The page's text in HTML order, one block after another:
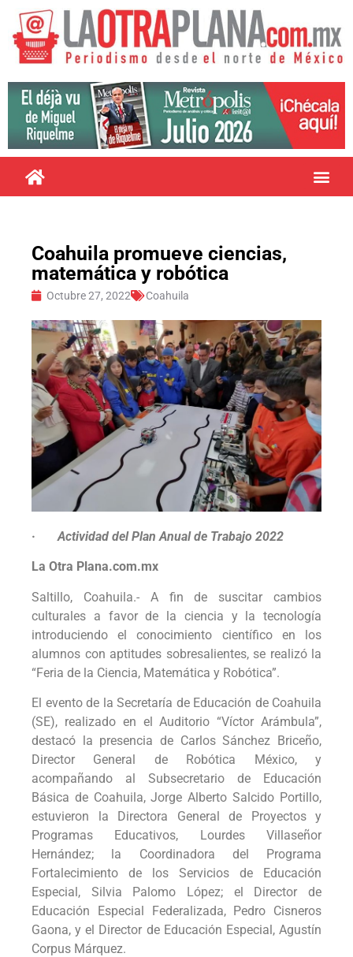
Coahuila promueve ciencias,
matemática y robótica
Octubre 27, 2022 Coahuila
· Actividad del Plan Anual de Trabajo 2022
La Otra Plana.com.mx
Saltillo, Coahuila.- A fin de suscitar cambios
culturales a favor de la ciencia y la tecnología
introduciendo el conocimiento científico en los
alumnos con aptitudes sobresalientes, se realizó la
“Feria de la Ciencia, Matemática y Robótica”.
El evento de la Secretaría de Educación de Coahuila
(SE), realizado en el Auditorio “Víctor Arámbula”,
destacó la presencia de Carlos Sánchez Briceño,
Director General de Robótica México, y
acompañando al Subsecretario de Educación
Básica de Coahuila, Jorge Alberto Salcido Portillo,
estuvieron la Directora General de Proyectos y
Programas Educativos, Lourdes Villaseñor
Hernández; la Coordinadora del Programa
Fortalecimiento de los Servicios de Educación
Especial, Silvia Palomo López; el Director de
Educación Especial Federalizada, Pedro Cisneros
Gaona, y el Director de Educación Especial, Agustín
Corpus Márquez.